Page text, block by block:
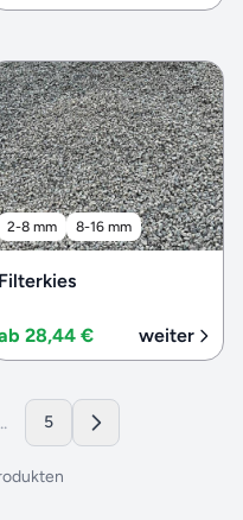
2-8 mm 8-16 mm
Filterkies
28,44 € weiter
5